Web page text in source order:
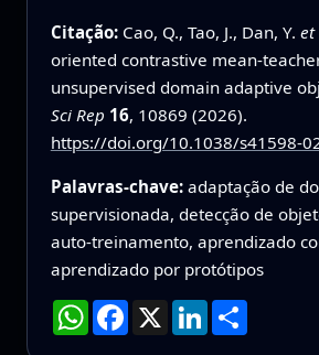
Citação: Cao, Q., Tao, J., Dan, Y. et
oriented contrastive mean-
unsupervised domain adaptive
Sci Rep 16, 10869 (2026).
https://doi.org/10.1038/s41598-
Palavras-chave: adaptação de
supervisionada, detecção de
auto‑treinamento, aprendizado
aprendizado por protótipos
WhatsApp
Facebook
X LinkedIn